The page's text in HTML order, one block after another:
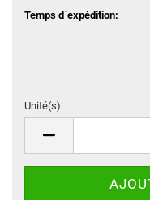
Temps d`expédition:
Unité(s):